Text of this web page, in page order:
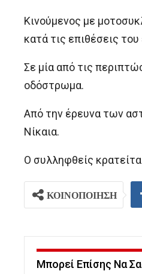
Κινούμενος με
κατά τις επιθέσεις
Σε μία από τις
οδόστρωμα.
Από την έρευνα των
Νίκαια.
Ο συλληφθείς
ΚΟΙΝΟΠΟΙΗΣΗ
Μπορεί Επίσης Να